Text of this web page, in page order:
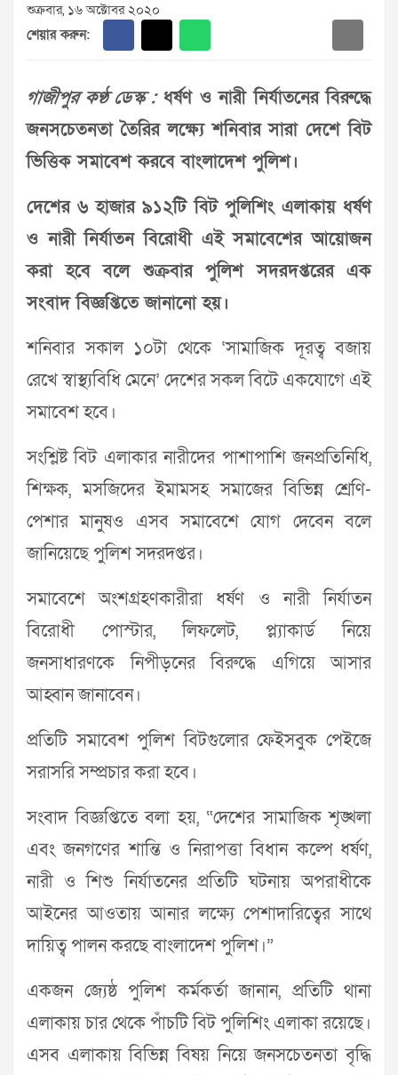
শুক্রবার, ১৬ অক্টোবর ২০২০
শেয়ার করুন:
গাজীপুর কণ্ঠ ডেস্ক :ধর্ষণ ও নারী নির্যাতনের বিরুদ্ধে
জনসচেতনতা তৈরির লক্ষ্যে শনিবার সারা দেশে বিট
ভিত্তিক সমাবেশ করবে বাংলাদেশ পুলিশ।
দেশের ৬ হাজার ৯১২টি বিট পুলিশিং এলাকায় ধর্ষণ
ও নারী নির্যাতন বিরোধী এই সমাবেশের আয়োজন
করা হবে বলে শুক্রবার পুলিশ সদরদপ্তরের এক
সংবাদ বিজ্ঞপ্তিতে জানানো হয়।
শনিবার সকাল ১০টা থেকে ‘সামাজিক দূরত্ব বজায়
রেখে স্বাস্থ্যবিধি মেনে’ দেশের সকল বিটে একযোগে এই
সমাবেশ হবে।
সংশ্লিষ্ট বিট এলাকার নারীদের পাশাপাশি জনপ্রতিনিধি,
শিক্ষক, মসজিদের ইমামসহ সমাজের বিভিন্ন শ্রেণি-
পেশার মানুষও এসব সমাবেশে যোগ দেবেন বলে
জানিয়েছে পুলিশ সদরদপ্তর।
সমাবেশে অংশগ্রহণকারীরা ধর্ষণ ও নারী নির্যাতন
বিরোধী পোস্টার, লিফলেট, প্ল্যাকার্ড নিয়ে
জনসাধারণকে নিপীড়নের বিরুদ্ধে এগিয়ে আসার
আহ্বান জানাবেন।
প্র‌তি‌টি সমা‌বেশ পুলিশ বি‌টগুলোর ফেইসবুক পেই‌জে
সরাস‌রি সম্প্রচার করা হ‌বে।
সংবাদ বিজ্ঞপ্তিতে বলা হয়, “দেশের সামাজিক শৃঙ্খলা
এবং জনগণের শান্তি ও নিরাপত্তা বিধান কল্পে ধর্ষণ,
নারী ও শিশু নির্যাতনের প্রতিটি ঘটনায় অপরাধীকে
আইনের আওতায় আনার লক্ষ্যে পেশাদারিত্বের সাথে
দায়িত্ব পালন করছে বাংলাদেশ পুলিশ।”
একজন জ্যেষ্ঠ পুলিশ কর্মকর্তা জানান, প্রতিটি থানা
এলাকায় চার থেকে পাঁচটি বিট পুলিশিং এলাকা রয়েছে।
এসব এলাকায় বিভিন্ন বিষয় নিয়ে জনসচেতনতা বৃদ্ধি